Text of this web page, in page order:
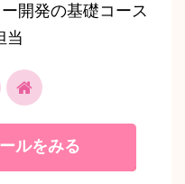
開発の基礎コース
当
ルをみる